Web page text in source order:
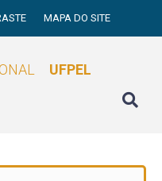
MAPA DO SITE
UFPEL